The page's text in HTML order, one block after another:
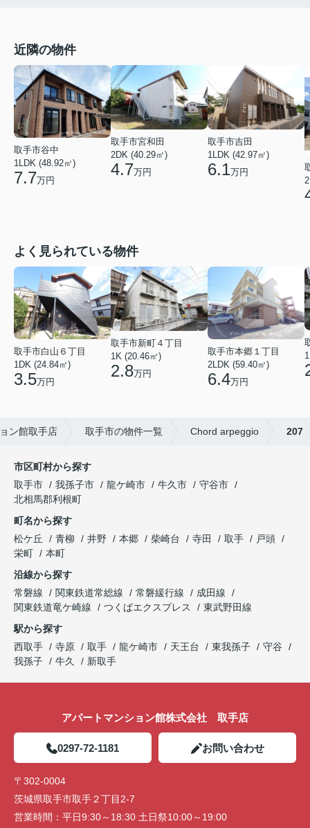
近隣の物件
取手市谷中
1LDK (48.92㎡)
7.7万円
取手市宮和田
2DK (40.29㎡)
4.7万円
取手市吉田
1LDK (42.97㎡)
6.1万円
よく見られている物件
取手市白山６丁目
1DK (24.84㎡)
3.5万円
取手市新町４丁目
1K (20.46㎡)
2.8万円
取手市本郷１丁目
2LDK (59.40㎡)
6.4万円
ン館取手店 取手市の物件一覧 Chord arpeggio 207
市区町村から探す
取手市
我孫子市 龍ケ崎市 牛久市
守谷市
北相馬郡利根町
町名から探す
松ケ丘
青柳 井野 本郷 柴崎台 寺田 取手
戸頭
栄町
本町
沿線から探す
常磐線
関東鉄道常総線 常磐緩行線
成田線
関東鉄道竜ケ崎線
つくばエクスプレス
東武野田線
駅から探す
西取手
寺原 取手 龍ケ崎市 天王台 東我孫子
守谷
我孫子
牛久 新取手
アパートマンション館株式会社 取手店
0297-72-1181 お問い合わせ
〒302-0004
茨城県取手市取手２丁目2-7
営業時間： 平日9:30～18:30 土日祭10:00～19:00